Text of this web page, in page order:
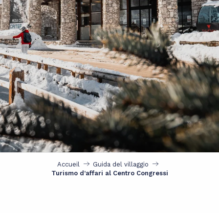
Accueil
Guida del villaggio
Turismo d’affari al Centro Congressi